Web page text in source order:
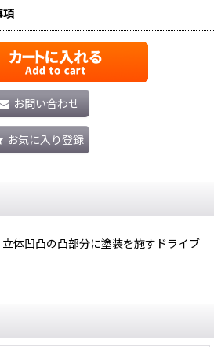
項
お問い合わせ
お気に入り登録
体凹凸の凸部分に塗装を施すドライブ